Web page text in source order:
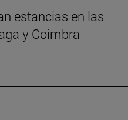
estancias en las
y Coimbra